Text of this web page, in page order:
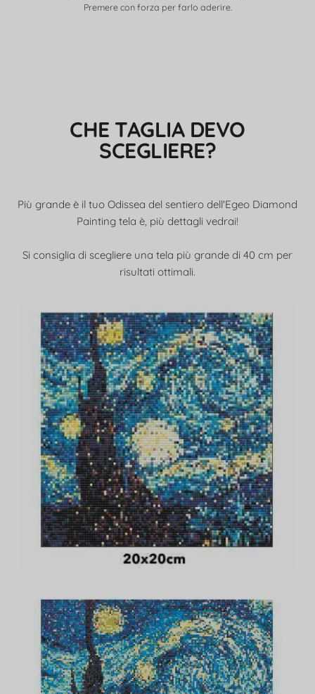
Premere con forza per farlo aderire.
CHE TAGLIA DEVO
SCEGLIERE?
Più grande è il tuo Odissea del sentiero dell'Egeo Diamond
Painting tela è, più dettagli vedrai!
Si consiglia di scegliere una tela più grande di 40 cm per
risultati ottimali.